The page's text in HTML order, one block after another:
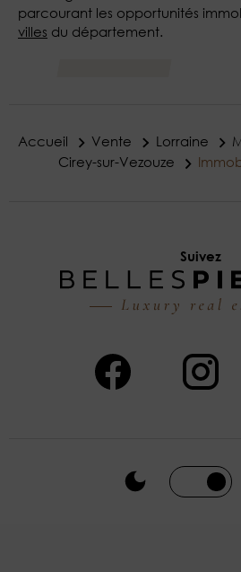
parcourant les opportunités
villes du département.
Accueil Vente Lorraine
Cirey-sur-Vezouze
Suivez